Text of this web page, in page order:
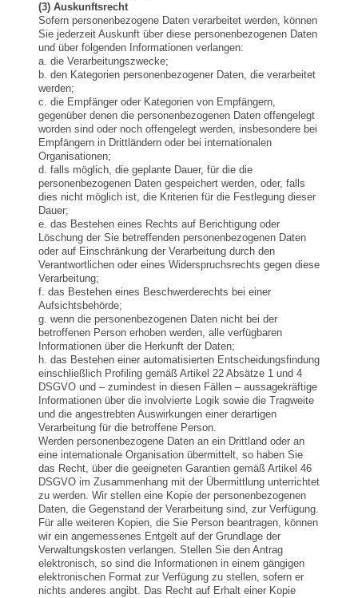
(3) Auskunftsrecht
Sofern personenbezogene Daten verarbeitet werden, können
Sie jederzeit Auskunft über diese personenbezogenen Daten
und über folgenden Informationen verlangen:
a. die Verarbeitungszwecke;
b. den Kategorien personenbezogener Daten, die verarbeitet
werden;
c. die Empfänger oder Kategorien von Empfängern,
gegenüber denen die personenbezogenen Daten offengelegt
worden sind oder noch offengelegt werden, insbesondere bei
Empfängern in Drittländern oder bei internationalen
Organisationen;
d. falls möglich, die geplante Dauer, für die die
personenbezogenen Daten gespeichert werden, oder, falls
dies nicht möglich ist, die Kriterien für die Festlegung dieser
Dauer;
e. das Bestehen eines Rechts auf Berichtigung oder
Löschung der Sie betreffenden personenbezogenen Daten
oder auf Einschränkung der Verarbeitung durch den
Verantwortlichen oder eines Widerspruchsrechts gegen diese
Verarbeitung;
f. das Bestehen eines Beschwerderechts bei einer
Aufsichtsbehörde;
g. wenn die personenbezogenen Daten nicht bei der
betroffenen Person erhoben werden, alle verfügbaren
Informationen über die Herkunft der Daten;
h. das Bestehen einer automatisierten Entscheidungsfindung
einschließlich Profiling gemäß Artikel 22 Absätze 1 und 4
DSGVO und – zumindest in diesen Fällen – aussagekräftige
Informationen über die involvierte Logik sowie die Tragweite
und die angestrebten Auswirkungen einer derartigen
Verarbeitung für die betroffene Person.
Werden personenbezogene Daten an ein Drittland oder an
eine internationale Organisation übermittelt, so haben Sie
das Recht, über die geeigneten Garantien gemäß Artikel 46
DSGVO im Zusammenhang mit der Übermittlung unterrichtet
zu werden. Wir stellen eine Kopie der personenbezogenen
Daten, die Gegenstand der Verarbeitung sind, zur Verfügung.
Für alle weiteren Kopien, die Sie Person beantragen, können
wir ein angemessenes Entgelt auf der Grundlage der
Verwaltungskosten verlangen. Stellen Sie den Antrag
elektronisch, so sind die Informationen in einem gängigen
elektronischen Format zur Verfügung zu stellen, sofern er
nichts anderes angibt. Das Recht auf Erhalt einer Kopie